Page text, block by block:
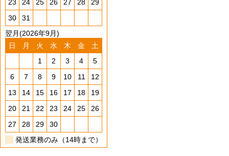
23
24 25 26 27 28
29
30
31
翌月(2026年9月)
日
月 火 水 木 金
土
1
2 3 4
5
6
7 8 9 10 11
12
13
14 15 16 17 18
19
20
21 22 23 24 25
26
27
28 29
30
発送業務のみ（14時まで）